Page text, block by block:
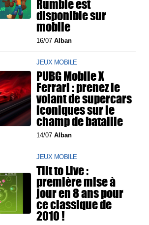
Rumble est
disponible sur
mobile
16/07Alban
JEUX MOBILE
PUBG Mobile X
Ferrari : prenez le
volant de supercars
iconiques sur le
champ de bataille
14/07Alban
JEUX MOBILE
Tilt to Live :
première mise à
jour en 8 ans pour
ce classique de
2010 !